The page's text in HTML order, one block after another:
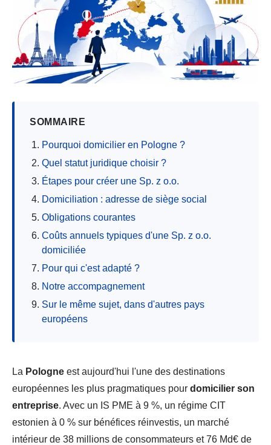
SOMMAIRE
Pourquoi domicilier en Pologne ?
Quel statut juridique choisir ?
Étapes pour créer une Sp. z o.o.
Domiciliation : adresse de siège social
Obligations courantes
Coûts annuels typiques d'une Sp. z o.o.
domiciliée
Pour qui c'est adapté ?
Notre accompagnement
Sur le même sujet, dans d'autres pays
européens
La Pologne est aujourd'hui l'une des destinations
européennes les plus pragmatiques pour domicilier son
entreprise. Avec un IS PME à 9 %, un régime CIT
estonien à 0 % sur bénéfices réinvestis, un marché
intérieur de 38 millions de consommateurs et 76 Md€ de